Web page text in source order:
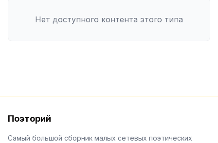
Нет доступного контента этого типа
Поэторий
Самый большой сборник малых сетевых поэтических